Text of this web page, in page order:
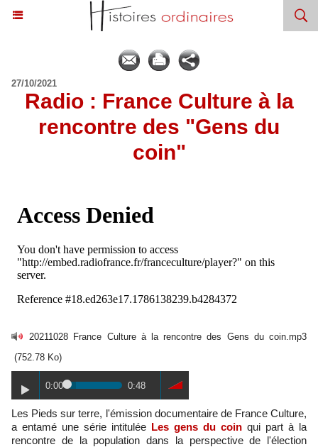
27/10/2021
Radio : France Culture à la
rencontre des "Gens du
coin"
20211028 France Culture à la rencontre des Gens du coin.mp3
(752.78 Ko)
0:00 0:48
Les Pieds sur terre, l'émission documentaire de France Culture,
a entamé une série intitulée Les gens du coin qui part à la
rencontre de la population dans la perspective de l'élection